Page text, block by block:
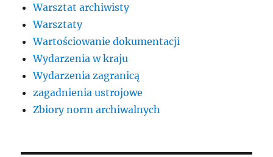
Warsztat archiwisty
Warsztaty
Wartościowanie dokumentacji
Wydarzenia w kraju
Wydarzenia zagranicą
zagadnienia ustrojowe
Zbiory norm archiwalnych